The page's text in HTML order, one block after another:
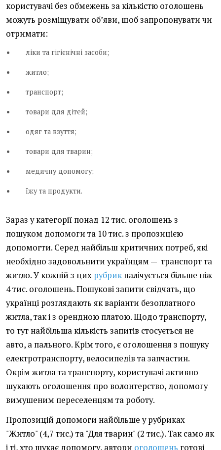
користувачі без обмежень за кількістю оголошень
можуть розміщувати об’яви, щоб запропонувати чи
отримати:
ліки та гігієнічні засоби;
житло;
транспорт;
товари для дітей;
одяг та взуття;
товари для тварин;
медичну допомогу;
їжу та продукти.
Зараз у категорії понад 12 тис. оголошень з
пошуком допомоги та 10 тис. з пропозицією
допомогти. Серед найбільш критичних потреб, які
необхідно задовольнити українцям — транспорт та
житло. У кожній з цих рубрикналічується більше ніж
4 тис. оголошень. Пошукові запити свідчать, що
українці розглядають як варіанти безоплатного
житла, так і з орендною платою. Щодо транспорту,
то тут найбільша кількість запитів стосується не
авто, а пального. Крім того, є оголошення з пошуку
електротранспорту, велосипедів та запчастин.
Окрім житла та транспорту, користувачі активно
шукають оголошення про волонтерство, допомогу
вимушеним переселенцям та роботу.
Пропозицій допомоги найбільше у рубриках
"Житло" (4,7 тис.) та "Для тварин" (2 тис.). Так само як
і ті, хто шукає допомогу, автори оголошень готові